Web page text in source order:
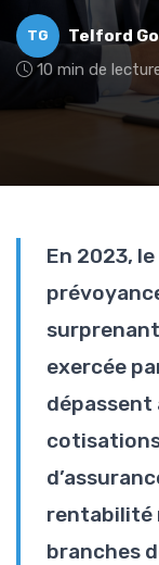
TG Telford
10 min de
En 2023,
exercée
dépassent
rentabilité
branches